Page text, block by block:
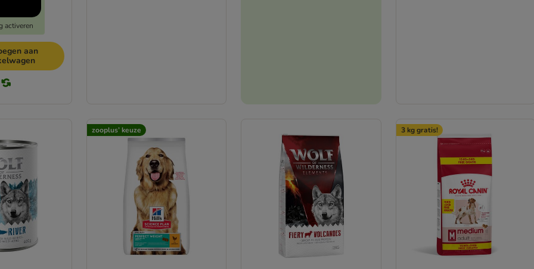
activeren
aan
zooplus’ keuze 3 kg gratis!